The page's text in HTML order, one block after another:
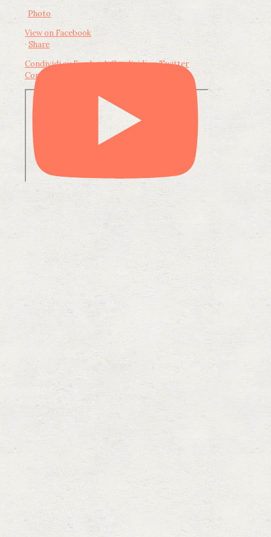
Photo
View on Facebook
· Share
Condividi su FacebookCondividi su Twitter
Condividi su LinkedIn